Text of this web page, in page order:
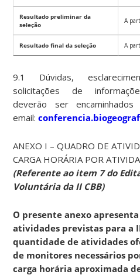
Resultado preliminar da
seleção
A
Resultado final da seleção A
9.1 Dúvidas,
solicitações de
deverão ser encaminhados
email:
ANEXO I – QUADRO DE
CARGA HORÁRIA POR
(Referente ao item 7 do
Voluntária da II CBB)
O presente anexo
atividades previstas para a
quantidade de atividades
de monitores necessários
carga horária aproximada